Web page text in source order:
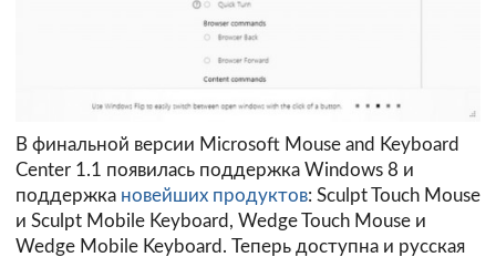
В финальной версии Microsoft Mouse and Keyboard
Center 1.1 появилась поддержка Windows 8 и
поддержка новейших продуктов: Sculpt Touch Mouse
и Sculpt Mobile Keyboard, Wedge Touch Mouse и
Wedge Mobile Keyboard. Теперь доступна и русская